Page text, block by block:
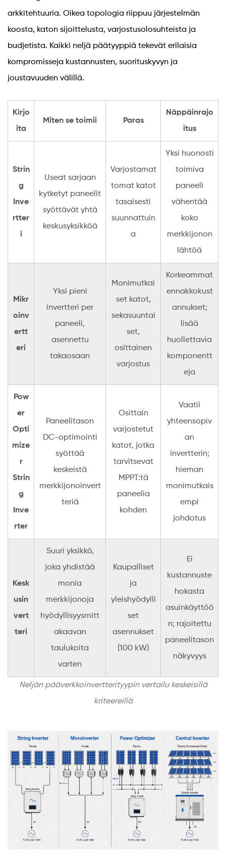
arkkitehtuuria. Oikea topologia riippuu järjestelmän
koosta, katon sijoittelusta, varjostusolosuhteista ja
budjetista. Kaikki neljä päätyyppiä tekevät erilaisia ​​
kompromisseja kustannusten, suorituskyvyn ja
joustavuuden välillä.
Neljän pääverkkoinvertterityypin vertailu keskeisillä
kriteereillä
Kirjo
ita
Miten se toimii Paras
Näppäinrajo
itus
Strin
g
Inve
rtter
i
Useat sarjaan
kytketyt paneelit
syöttävät yhtä
keskusyksikköä
Varjostamat
tomat katot
tasaisesti
suunnattuin
a
Yksi huonosti
toimiva
paneeli
vähentää
koko
merkkijonon
lähtöä
Mikr
oinv
ertt
eri
Yksi pieni
invertteri per
paneeli,
asennettu
takaosaan
Monimutkai
set katot,
sekasuuntai
set,
osittainen
varjostus
Korkeammat
ennakkokust
annukset;
lisää
huollettavia
komponentt
eja
Pow
er
Opti
mize
r
Strin
g
Inve
rter
Paneelitason
DC-optimointi
syöttää
keskeistä
merkkijonoinvert
teriä
Osittain
varjostetut
katot, jotka
tarvitsevat
MPPT:tä
paneelia
kohden
Vaatii
yhteensopiv
an
invertterin;
hieman
monimutkais
empi
johdotus
Kesk
usin
vert
teri
Suuri yksikkö,
joka yhdistää
monia
merkkijonoja
hyödyllisyysmitt
akaavan
taulukoita
varten
Kaupalliset
ja
yleishyödylli
set
asennukset
(100 kW)
Ei
kustannuste
hokasta
asuinkäyttöö
n; rajoitettu
paneelitason
näkyvyys